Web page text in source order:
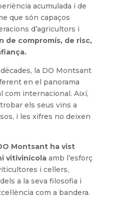
acumulada i de
que són capaços
d’agricultors i
de compromís, de risc,
la DO Montsant
en el panorama
com internacional. Així,
els seus vins a
i les xifres no deixen
Montsant ha vist
vitivinícolaamb l’esforç
i cellers,
a la seva filosofia i
com a bandera.